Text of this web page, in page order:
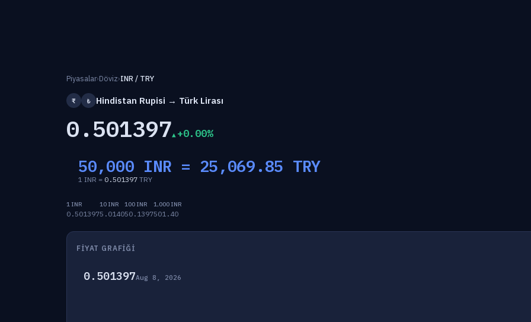
Piyasalar›Döviz›INR / TRY
₹ ₺ Hindistan Rupisi → Türk Lirası
0.501397 +0.00%
50,000 INR = 25,069.85 TRY
1 INR = 0.501397 TRY
1 INR
0.501397
10 INR
5.0140
100 INR
50.1397
1,000 INR
501.40
FIYAT GRAFIĞI
0.501397Aug 8, 2026